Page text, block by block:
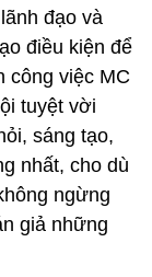
đạo và
điều kiện để
công việc MC
tuyệt vời
sáng tạo,
nhất, cho dù
ngừng
giả những